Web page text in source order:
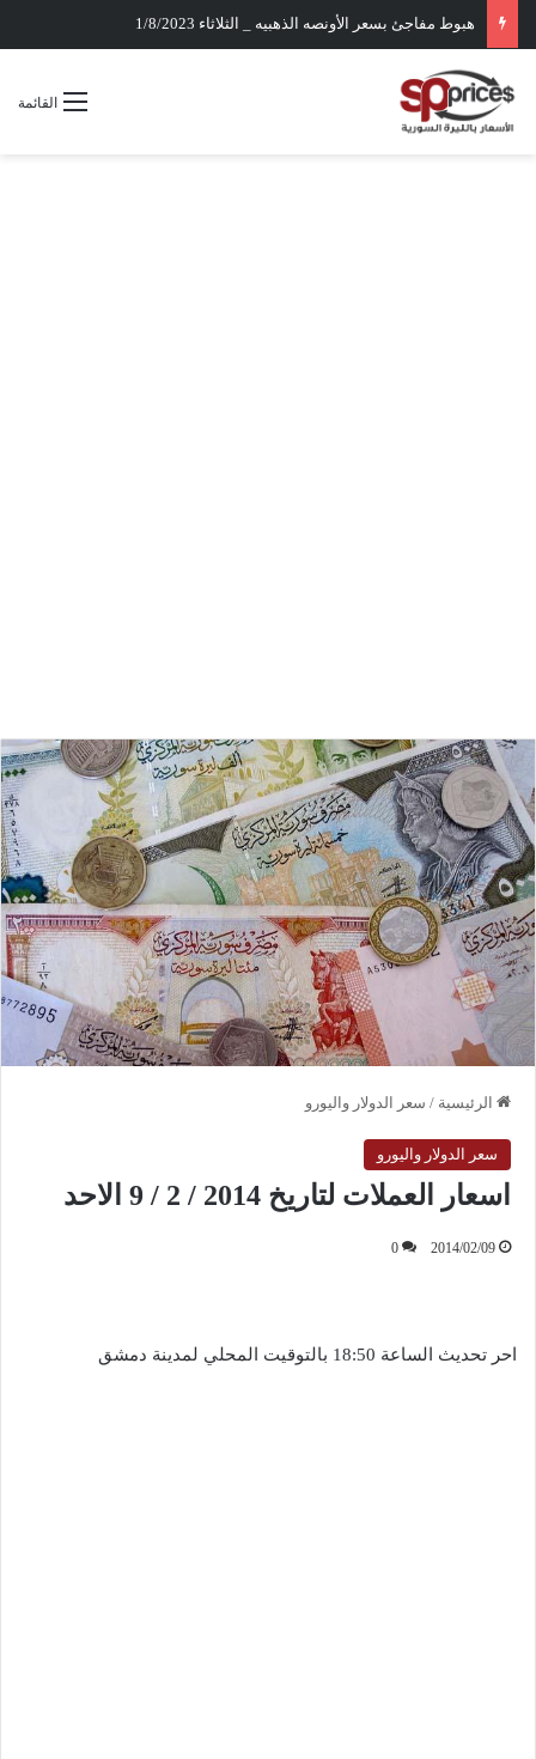
هبوط مفاجئ بسعر الأونصه الذهبيه _ الثلاثاء 1/8/2023
القائمة
الرئيسية / سعر الدولار واليورو
سعر الدولار واليورو
اسعار العملات لتاريخ 2014 / 2 / 9 الاحد
2014/02/09
0
احر تحديث الساعة 18:50 بالتوقيت المحلي لمدينة دمشق